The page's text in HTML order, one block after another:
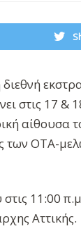
στις 17 &
αίθουσα
των ΟΤΑ-
11:00
Αττικής.